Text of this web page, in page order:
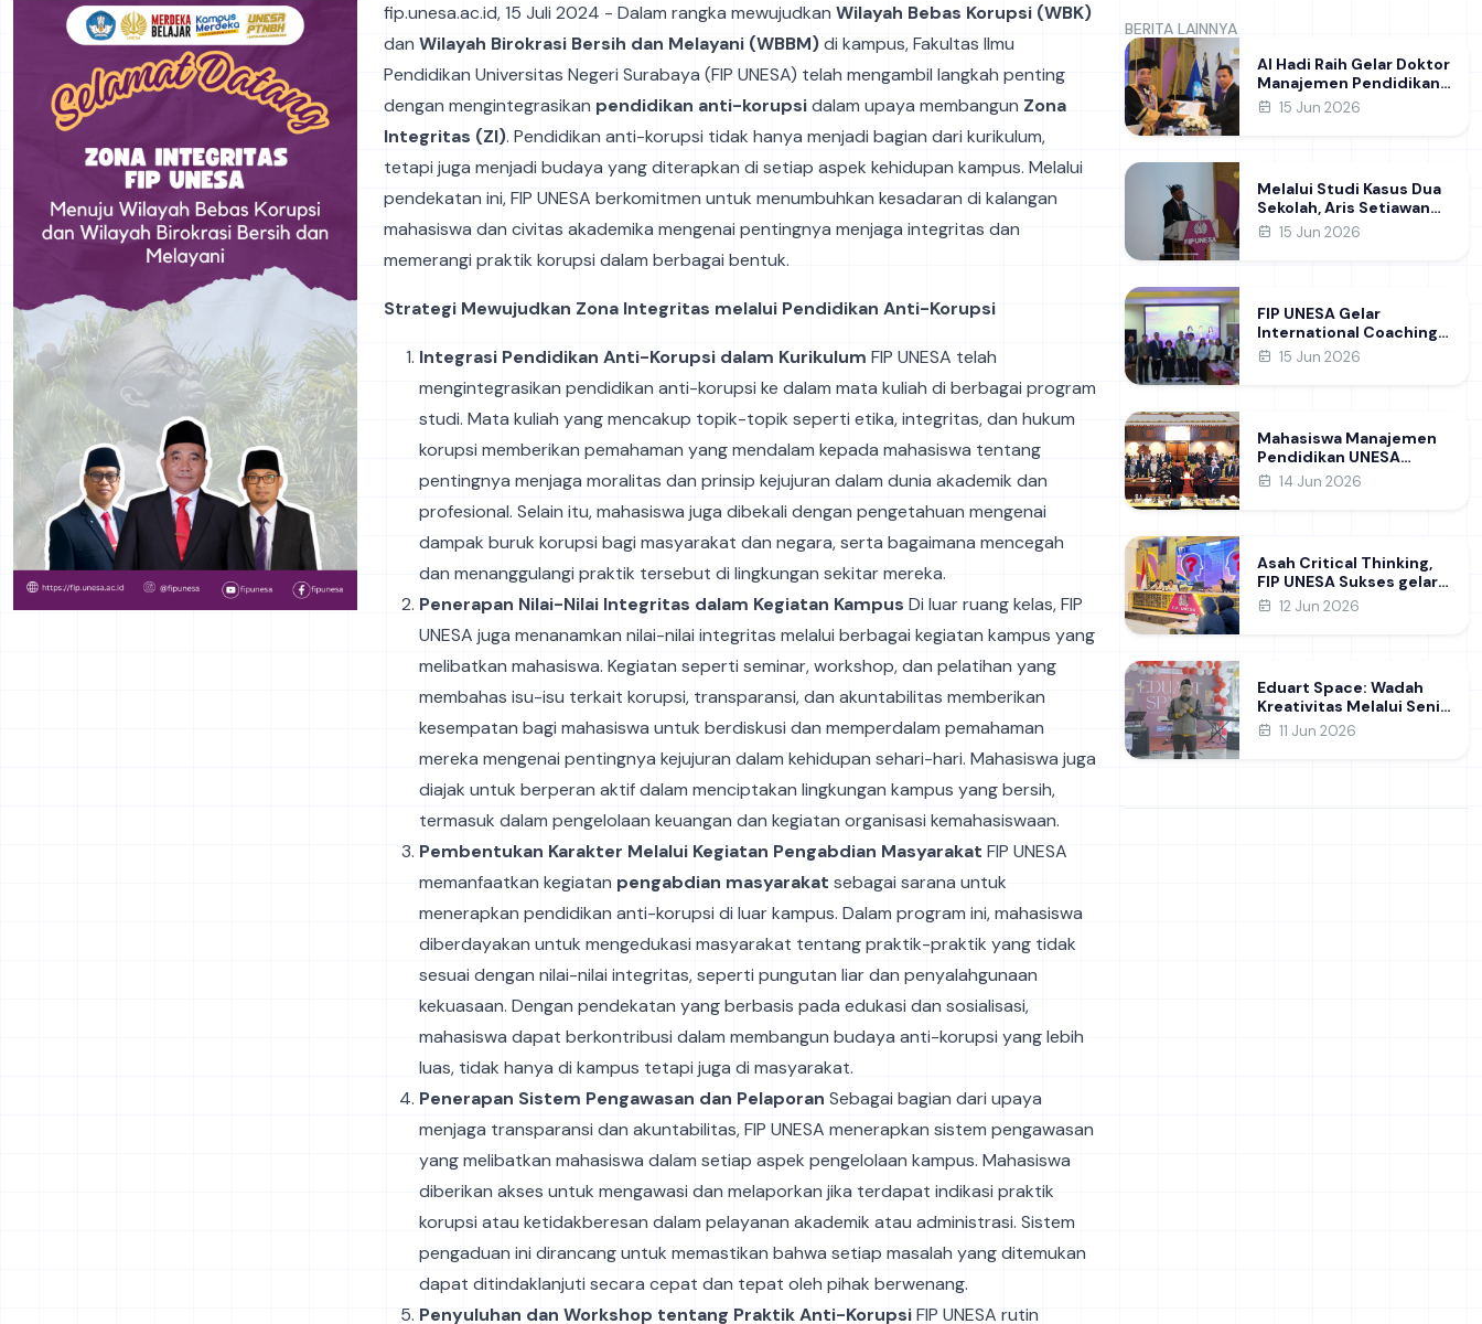
fip.unesa.ac.id, 15 Juli 2024 - Dalam rangka mewujudkan Wilayah Bebas Korupsi (WBK)
dan Wilayah Birokrasi Bersih dan Melayani (WBBM)di kampus, Fakultas Ilmu
Pendidikan Universitas Negeri Surabaya (FIP UNESA) telah mengambil langkah penting
dengan mengintegrasikan pendidikan anti-korupsidalam upaya membangun Zona
Integritas (ZI). Pendidikan anti-korupsi tidak hanya menjadi bagian dari kurikulum,
tetapi juga menjadi budaya yang diterapkan di setiap aspek kehidupan kampus. Melalui
pendekatan ini, FIP UNESA berkomitmen untuk menumbuhkan kesadaran di kalangan
mahasiswa dan civitas akademika mengenai pentingnya menjaga integritas dan
memerangi praktik korupsi dalam berbagai bentuk.
Strategi Mewujudkan Zona Integritas melalui Pendidikan Anti-Korupsi
Integrasi Pendidikan Anti-Korupsi dalam Kurikulum FIP UNESA telah
mengintegrasikan pendidikan anti-korupsi ke dalam mata kuliah di berbagai program
studi. Mata kuliah yang mencakup topik-topik seperti etika, integritas, dan hukum
korupsi memberikan pemahaman yang mendalam kepada mahasiswa tentang
pentingnya menjaga moralitas dan prinsip kejujuran dalam dunia akademik dan
profesional. Selain itu, mahasiswa juga dibekali dengan pengetahuan mengenai
dampak buruk korupsi bagi masyarakat dan negara, serta bagaimana mencegah
dan menanggulangi praktik tersebut di lingkungan sekitar mereka.
Penerapan Nilai-Nilai Integritas dalam Kegiatan Kampus Di luar ruang kelas, FIP
UNESA juga menanamkan nilai-nilai integritas melalui berbagai kegiatan kampus yang
melibatkan mahasiswa. Kegiatan seperti seminar, workshop, dan pelatihan yang
membahas isu-isu terkait korupsi, transparansi, dan akuntabilitas memberikan
kesempatan bagi mahasiswa untuk berdiskusi dan memperdalam pemahaman
mereka mengenai pentingnya kejujuran dalam kehidupan sehari-hari. Mahasiswa juga
diajak untuk berperan aktif dalam menciptakan lingkungan kampus yang bersih,
termasuk dalam pengelolaan keuangan dan kegiatan organisasi kemahasiswaan.
Pembentukan Karakter Melalui Kegiatan Pengabdian Masyarakat FIP UNESA
memanfaatkan kegiatan pengabdian masyarakat sebagai sarana untuk
menerapkan pendidikan anti-korupsi di luar kampus. Dalam program ini, mahasiswa
diberdayakan untuk mengedukasi masyarakat tentang praktik-praktik yang tidak
sesuai dengan nilai-nilai integritas, seperti pungutan liar dan penyalahgunaan
kekuasaan. Dengan pendekatan yang berbasis pada edukasi dan sosialisasi,
mahasiswa dapat berkontribusi dalam membangun budaya anti-korupsi yang lebih
luas, tidak hanya di kampus tetapi juga di masyarakat.
Penerapan Sistem Pengawasan dan Pelaporan Sebagai bagian dari upaya
menjaga transparansi dan akuntabilitas, FIP UNESA menerapkan sistem pengawasan
yang melibatkan mahasiswa dalam setiap aspek pengelolaan kampus. Mahasiswa
diberikan akses untuk mengawasi dan melaporkan jika terdapat indikasi praktik
korupsi atau ketidakberesan dalam pelayanan akademik atau administrasi. Sistem
pengaduan ini dirancang untuk memastikan bahwa setiap masalah yang ditemukan
dapat ditindaklanjuti secara cepat dan tepat oleh pihak berwenang.
Penyuluhan dan Workshop tentang Praktik Anti-KorupsiFIP UNESA rutin
BERITA LAINNYA
Al Hadi Raih Gelar Doktor
Manajemen Pendidikan
FIP UNESA melalui Riset
Guru
15 Jun 2026
Melalui Studi Kasus Dua
Sekolah, Aris Setiawan
Raih Gelar Doktor di FIP
Manajemen
15 Jun 2026
FIP UNESA Gelar
International Coaching
Clinic Bersama Pakar
Thailand, Kupas Strategi
SDG 4
15 Jun 2026
Mahasiswa Manajemen
Pendidikan UNESA
Kunjungi DPRD Jatim,
Kebijakan Pendidikan
14 Jun 2026
Asah Critical Thinking,
FIP UNESA Sukses gelar
NUDC dan KDMI 2026
12 Jun 2026
Eduart Space: Wadah
Kreativitas Melalui Seni
dan Prakarya
11 Jun 2026